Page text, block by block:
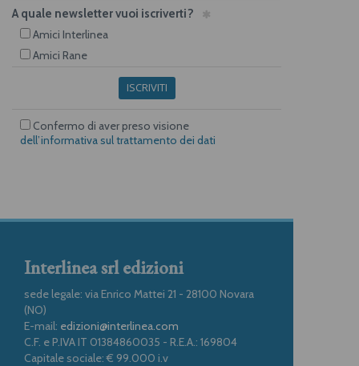
A quale newsletter vuoi iscriverti?
Amici Interlinea
Amici Rane
ISCRIVITI
Confermo di aver preso visione
dell’informativa sul trattamento dei dati
Interlinea srl edizioni
sede legale: via Enrico Mattei 21 - 28100 Novara
(NO)
E-mail: edizioni@interlinea.com
C.F. e P.IVA IT 01384860035 - R.E.A.: 169804
Capitale sociale: € 99.000 i.v